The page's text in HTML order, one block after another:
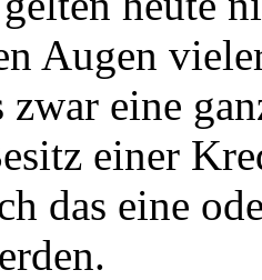
Augen
eine
einer
das eine